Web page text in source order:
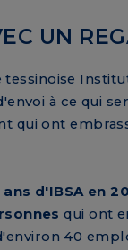
UN
à ce qui
qui ont
d'IBSA en
qui ont
40